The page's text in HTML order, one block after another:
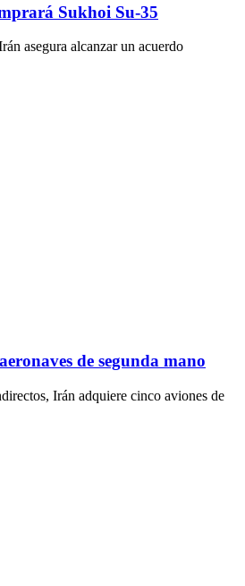
Sukhoi Su-35
asegura alcanzar un acuerdo
de segunda mano
Irán adquiere cinco aviones de